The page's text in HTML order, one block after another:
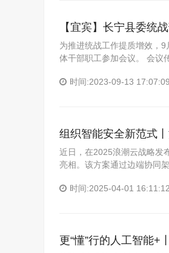
【宜宾】长宁县委统
为推进统战工作提质增效，
体干部职工参加会议。 会议
时间:2023-09-13 17:07:09
组织智能安全新范式
近日，在2025浪潮云战略发
亮相。该方案通过边端协同
时间:2025-04-01 16:11:12
更“懂”行的人工智能+